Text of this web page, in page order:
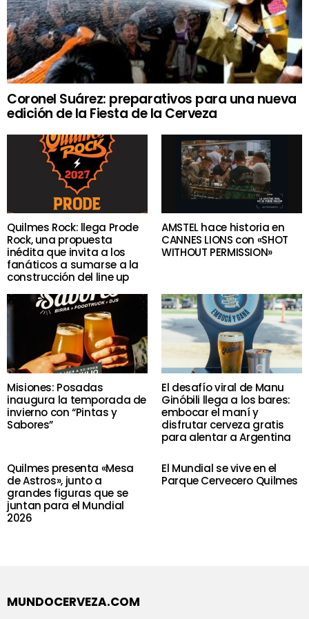
Coronel Suárez: preparativos para una nueva
edición de la Fiesta de la Cerveza
Quilmes Rock: llega Prode
Rock, una propuesta
inédita que invita a los
fanáticos a sumarse a la
construcción del line up
AMSTEL hace historia en
CANNES LIONS con «SHOT
WITHOUT PERMISSION»
Misiones: Posadas
inaugura la temporada de
invierno con “Pintas y
Sabores”
El desafío viral de Manu
Ginóbili llega a los bares:
embocar el maní y
disfrutar cerveza gratis
para alentar a Argentina
Quilmes presenta «Mesa
de Astros», junto a
grandes figuras que se
juntan para el Mundial
2026
El Mundial se vive en el
Parque Cervecero Quilmes
MUNDOCERVEZA.COM